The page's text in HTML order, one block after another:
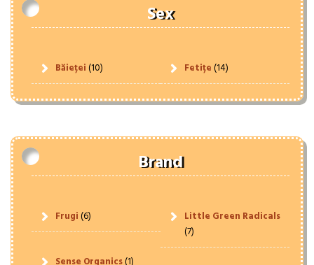
Sex
Băieței(10) Fetițe(14)
Brand
Frugi(6)
Little Green Radicals
(7)
Sense Organics(1)